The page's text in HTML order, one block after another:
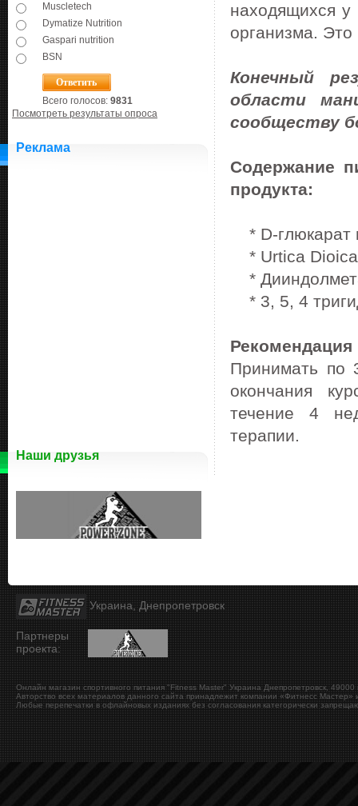
Muscletech
Dymatize Nutrition
Gaspari nutrition
BSN
Всего голосов: 9831
Посмотреть результаты опроса
Реклама
Наши друзья
находящихся у
организма. Это
Конечный
области
сообществу
Содержание
продукта:
* D-глюкарат
* Urtica Dioica
*
* 3, 5, 4
Принимать по
окончания
течение 4
терапии.
Украина, Днепропетровск
Партнеры
проекта:
Онлайн магазин спортивного питания "Fitness Master" Украина Днепропетровск, 49000
Авторство всех материалов данного сайта принадлежит компании «Фитнесс Мастер»
Любые перепечатки в офлайновых изданиях без согласования категорически